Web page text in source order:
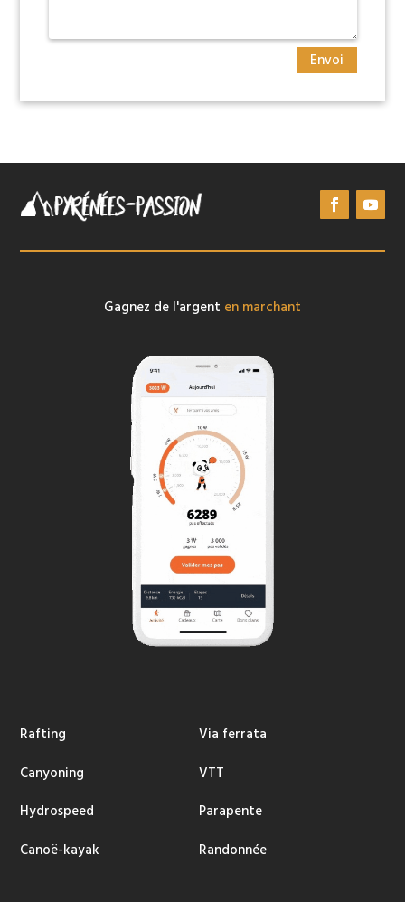
Envoi
Gagnez de l'argent en marchant
Rafting
Canyoning
Hydrospeed
Canoë-kayak
Via ferrata
VTT
Parapente
Randonnée